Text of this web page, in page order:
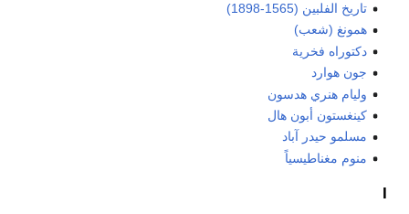
تاريخ الفلبين (1565-1898)
همونغ (شعب)
دكتوراه فخرية
جون هوارد
وليام هنري هدسون
كينغستون أبون هال
مسلمو حيدر آباد
منوم مغناطيسياً